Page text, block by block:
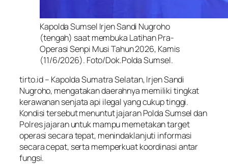
Kapolda Sumsel Irjen Sandi Nugroho
(tengah) saat membuka Latihan Pra-
Operasi Senpi Musi Tahun 2026, Kamis
(11/6/2026). Foto/Dok.Polda Sumsel.
tirto.id – Kapolda Sumatra Selatan, Irjen Sandi
Nugroho, mengatakan daerahnya memiliki tingkat
kerawanan senjata api ilegal yang cukup tinggi.
Kondisi tersebut menuntut jajaran Polda Sumsel dan
Polres jajaran untuk mampu memetakan target
operasi secara tepat, menindaklanjuti informasi
secara cepat, serta memperkuat koordinasi antar
fungsi.